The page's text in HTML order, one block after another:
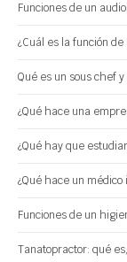
Funciones de un
¿Cuál es la función
Qué es un sous chef
¿Qué hace una
¿Qué hay que
¿Qué hace un
Funciones de un
Tanatopractor: qué